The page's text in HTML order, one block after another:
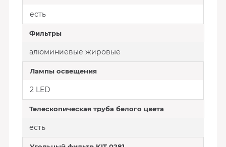
есть
Фильтры
алюминиевые жировые
Лампы освещения
2 LED
Телескопическая труба белого цвета
есть